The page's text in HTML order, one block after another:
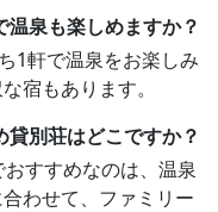
泉も楽しめますか？
1軒で温泉をお楽しみ
宿もあります。
別荘はどこですか？
すすめなのは、温泉
わせて、ファミリー